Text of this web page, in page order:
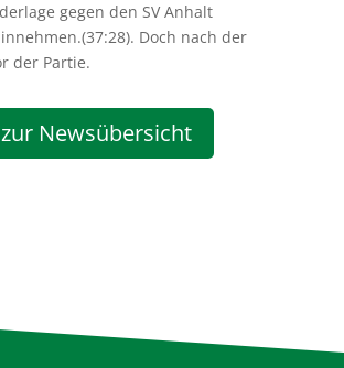
gegen den SV Anhalt
Doch nach der
der Partie.
zur Newsübersicht